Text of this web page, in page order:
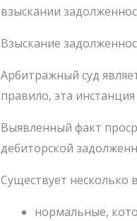
взыскании
Взыскание
Арбитражный суд
правило, эта
Выявленный факт
дебиторской
Существует несколько
нормальные,